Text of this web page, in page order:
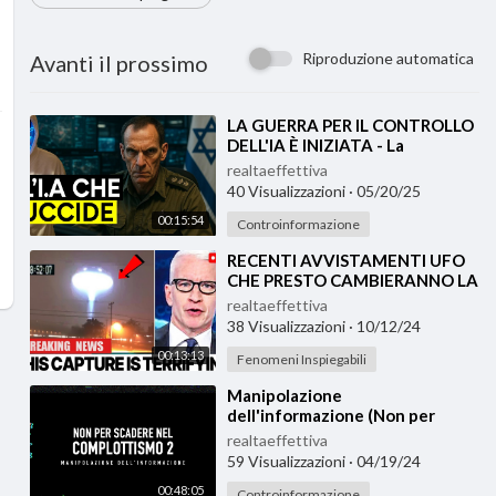
Avanti il prossimo Riproduzione automatica
00:15:54
⁣LA GUERRA PER IL CONTROLLO
DELL'IA È INIZIATA - La
Geopolitica dell'Intelligenza
Artificia
realtaeffettiva
40 Visualizzazioni · 05/20/25
Controinformazione
00:13:13
⁣RECENTI AVVISTAMENTI UFO
CHE PRESTO CAMBIERANNO LA
STORIA DELL'UMANITÁ
realtaeffettiva
38 Visualizzazioni · 10/12/24
Fenomeni Inspiegabili
00:48:05
⁣Manipolazione
dell'informazione (Non per
scadere nel complottismo 2)
realtaeffettiva
59 Visualizzazioni · 04/19/24